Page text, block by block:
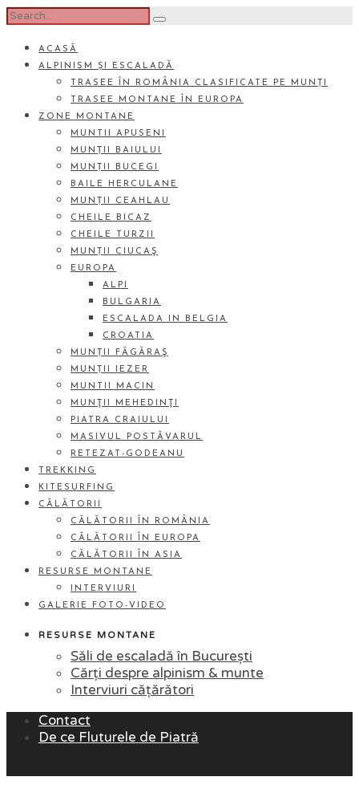
ACASĂ
ALPINISM ȘI ESCALADĂ
TRASEE ÎN ROMÂNIA CLASIFICATE PE MUNȚI
TRASEE MONTANE ÎN EUROPA
ZONE MONTANE
MUNTII APUSENI
MUNȚII BAIULUI
MUNȚII BUCEGI
BAILE HERCULANE
MUNȚII CEAHLAU
CHEILE BICAZ
CHEILE TURZII
MUNȚII CIUCAŞ
EUROPA
ALPI
BULGARIA
ESCALADA IN BELGIA
CROATIA
MUNȚII FĂGĂRAŞ
MUNȚII IEZER
MUNTII MACIN
MUNŢII MEHEDINŢI
PIATRA CRAIULUI
MASIVUL POSTĂVARUL
RETEZAT-GODEANU
TREKKING
KITESURFING
CĂLĂTORII
CĂLĂTORII ÎN ROMÂNIA
CĂLĂTORII ÎN EUROPA
CĂLĂTORII ÎN ASIA
RESURSE MONTANE
INTERVIURI
GALERIE FOTO-VIDEO
RESURSE MONTANE
Săli de escaladă în București
Cărți despre alpinism & munte
Interviuri cățărători
Contact
De ce Fluturele de Piatră